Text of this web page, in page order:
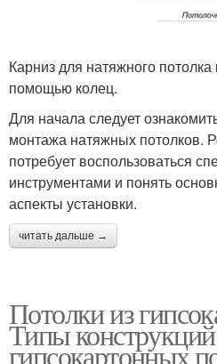
Карниз для натяжного потолка
помощью колец.
Для начала следует
монтажа натяжных потолков.
потребует воспользоваться
инструментами и понять
аспекты установки.
читать дальше →
Потолки из
Типы конструкций
гипсокартонных